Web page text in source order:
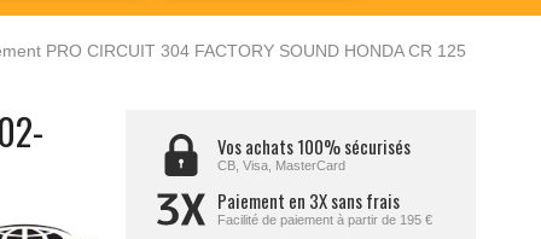
PRO CIRCUIT 304 FACTORY SOUND HONDA CR 125
Vos achats 100% sécurisés
CB, Visa, MasterCard
Paiement en 3X sans frais
Facilité de paiement à partir de 195 €